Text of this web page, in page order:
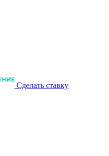
Сделать ставку